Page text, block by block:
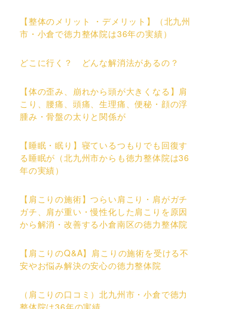
【整体のメリット ・デメリット】（北九州
市・小倉で徳力整体院は36年の実績）
どこに行く？ どんな解消法があるの？
【体の歪み、崩れから頭が大きくなる】肩
こり、腰痛、頭痛、生理痛、便秘・顔の浮
腫み・骨盤の太りと関係が
【睡眠・眠り】寝ているつもりでも回復す
る睡眠が（北九州市からも徳力整体院は36
年の実績）
【肩こりの施術】つらい肩こり・肩がガチ
ガチ、肩が重い・慢性化した肩こりを原因
から解消・改善する小倉南区の徳力整体院
【肩こりのQ&A】肩こりの施術を受ける不
安やお悩み解決の安心の徳力整体院
（肩こりの口コミ）北九州市・小倉で徳力
整体院は36年の実績